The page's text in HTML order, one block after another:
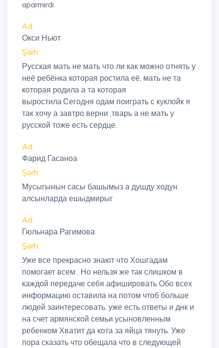
aparmirdi
Ad:
Окси Ньют
Şərh:
Русская мать не мать что ли как можно отнять у
неё ребёнка которая ростила её, мать не та
которая родила а та которая
выростила.Сегодня одам поиграть с куклойк я
так хочу а завтро верни ,тварь а не мать у
русской тоже есть сердце.
Ad:
Фарид Гасаноа
Şərh:
Мусыгынын сасы башымыз а душду ходун
алсынларда ешыдмирыг
Ad:
Гюльнара Рагимова
Şərh:
Уже все прекрасно знают что Хошгадам
помогает всем . Но нельзя же так слишком в
каждой передаче себя афишировать Обо всех
информацию оставила на потом чтоб больше
людей заинтересовать. уже есть ответы и днк и
на счет армянской семьи усыновленным
ребенком Хватит да кота за яйца тянуть. Уже
пора сказать что обещала что в следующей